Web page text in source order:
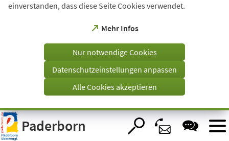
Visuelle
Assistenzsoftware
öffnen.
einverstanden, dass diese Seite Cookies verwendet.
Mehr Infos
(Öffnet
einem
Tab)
Nur notwendige Cookies
Datenschutzeinstellungen anpassen
Alle Cookies akzeptieren
Paderborn